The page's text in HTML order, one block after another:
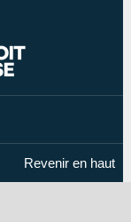
Revenir en haut